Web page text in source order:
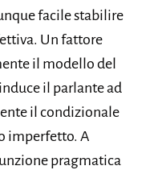
facile stabilire
Un fattore
il modello del
il parlante ad
il condizionale
imperfetto. A
pragmatica